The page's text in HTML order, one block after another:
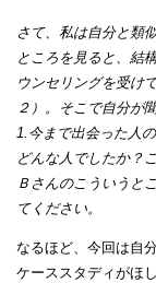
さて、私は自分と類
ところを見ると、結
ウンセリングを受け
２）。そこで自分が
1.今まで出会った人
どんな人でしたか？
Ｂさんのこういうと
てください。
なるほど、今回は自
ケーススタディがほ